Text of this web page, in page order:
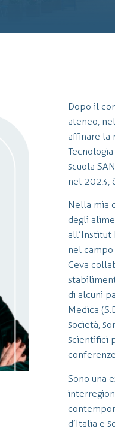
Dopo il
ateneo,
affinare la
scuola
nel 2023,
Nella mia
degli
all’Institut
nel
Ceva
di alcuni
Medica
società,
scientifici
Sono una
d’Italia e